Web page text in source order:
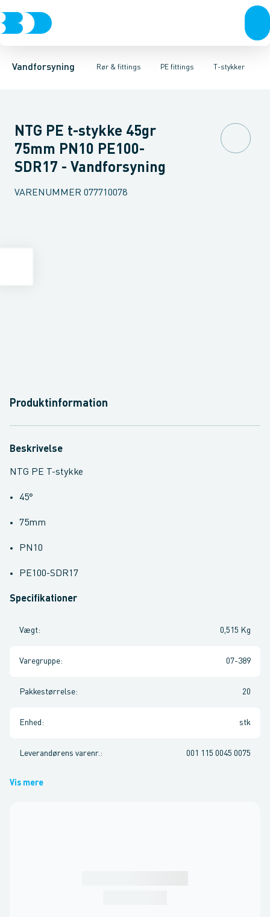
Vandforsyning Rør & fittings
Rør & fittingsKoblinger & anboringerMuffer, klemmer &
PE fittings
PE rørPE EL fittingsPE fittings Duktiljern fittingsT-stykker
Vinkler 90gr.Vinkler 60gr.Vinkler 45gr.Vinkler 30gr.Vinkler
NTG PE t-stykke 45gr
75mm PN10 PE100-
SDR17 - Vandforsyning
VARENUMMER 077710078
Produktinformation
Beskrivelse
NTG PE T-stykke
45°
75mm
PN10
PE100-SDR17
Specifikationer
Vægt: 0,515 Kg
Varegruppe: 07-389
Pakkestørrelse: 20
Enhed : stk
Leverandørens varenr. : 001 115 0045 0075
Vis mere